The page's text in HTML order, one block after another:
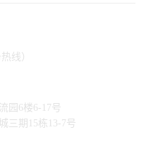
线）
园6楼6-17号
三期15栋13-7号